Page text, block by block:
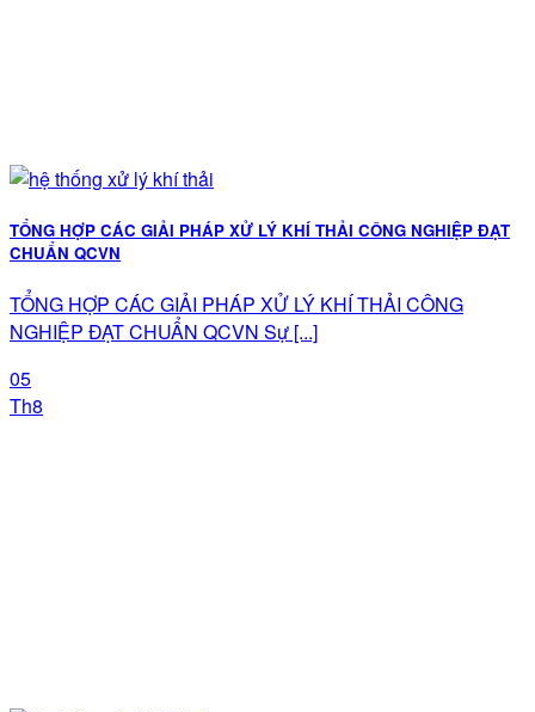
TỔNG HỢP CÁC GIẢI PHÁP XỬ LÝ KHÍ THẢI CÔNG NGHIỆP ĐẠT
CHUẨN QCVN
TỔNG HỢP CÁC GIẢI PHÁP XỬ LÝ KHÍ THẢI CÔNG
NGHIỆP ĐẠT CHUẨN QCVN Sự [...]
05
Th8